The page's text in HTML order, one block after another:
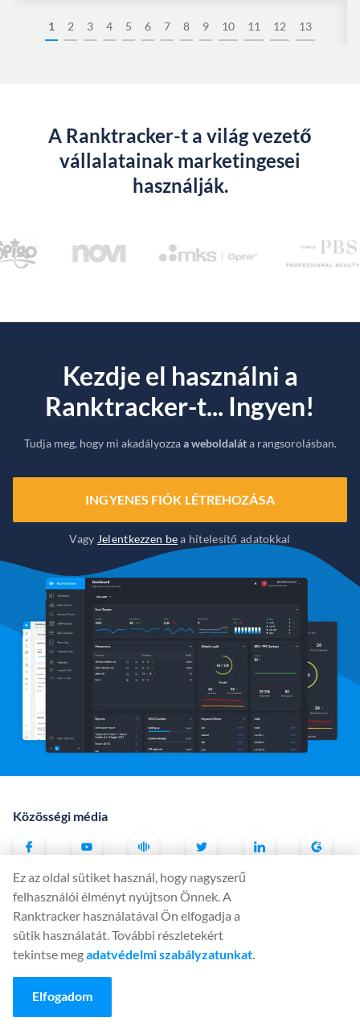
1 2 3 4 5 6 7 8 9 10 11 12 13
A Ranktracker-t a világ vezető
vállalatainak marketingesei
használják.
Kezdje el használni a
Ranktracker-t... Ingyen!
Tudja meg, hogy mi akadályozzaa weboldaláta rangsorolásban.
INGYENES FIÓK LÉTREHOZÁSA
Vagy Jelentkezzen bea hitelesítő adatokkal
Közösségi média
Eszközök
Rank Tracker
Keyword Finder
SERP Checker
Web Audit
Backlink Checker
Ez az oldal sütiket használ, hogy nagyszerű
felhasználói élményt nyújtson Önnek. A
Ranktracker használatával Ön elfogadja a
sütik használatát. További részletekért
tekintse megadatvédelmi szabályzatunkat.
Elfogadom